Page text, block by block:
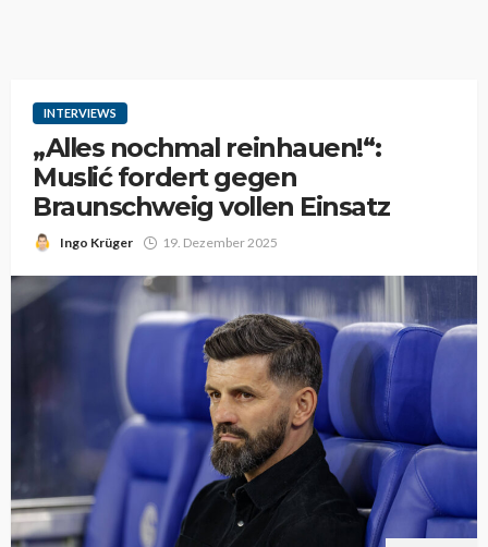
INTERVIEWS
„Alles nochmal reinhauen!“:
Muslić fordert gegen
Braunschweig vollen Einsatz
Ingo Krüger 19. Dezember 2025